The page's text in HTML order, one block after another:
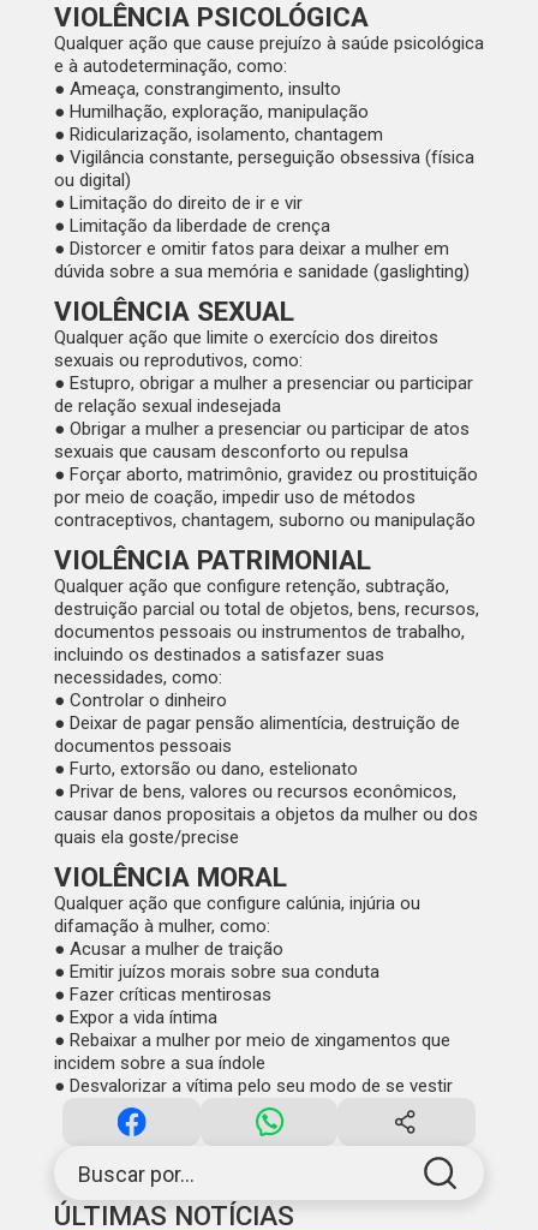
Buscar por...
ÚLTIMAS NOTÍCIAS
VIOLÊNCIA PSICOLÓGICA​​
Qualquer ação que cause prejuízo à saúde psicológica
e à autodeterminação, como:
● Ameaça, constrangimento, insulto
● Humilhação, exploração, manipulação
● Ridicularização, isolamento, chantagem
● Vigilância constante, perseguição obsessiva (física
ou digital)
● Limitação do direito de ir e vir
● Limitação da liberdade de crença
● Distorcer e omitir fatos para deixar a mulher em
dúvida sobre a sua memória e sanidade (gaslighting)
VIOLÊNCIA SEXUAL​​
Qualquer ação que limite o exercício dos direitos
sexuais ou reprodutivos, como:
● Estupro, obrigar a mulher a presenciar ou participar
de relação sexual indesejada
● Obrigar a mulher a presenciar ou participar de atos
sexuais que causam desconforto ou repulsa
● Forçar aborto, matrimônio, gravidez ou prostituição
por meio de coação, impedir uso de métodos
contraceptivos, chantagem, suborno ou manipulação
VIOLÊNCIA PATRIMONIAL​​
Qualquer ação que configure retenção, subtração,
destruição parcial ou total de objetos, bens, recursos,
documentos pessoais ou instrumentos de trabalho,
incluindo os destinados a satisfazer suas
necessidades, como:
● Controlar o dinheiro
● Deixar de pagar pensão alimentícia, destruição de
documentos pessoais
● Furto, extorsão ou dano, estelionato
● Privar de bens, valores ou recursos econômicos,
causar danos propositais a objetos da mulher ou dos
quais ela goste/precise
VIOLÊNCIA MORAL
Qualquer ação que configure calúnia, injúria ou
difamação à mulher, como:
● Acusar a mulher de traição
● Emitir juízos morais sobre sua conduta
● Fazer críticas mentirosas
● Expor a vida íntima
● Rebaixar a mulher por meio de xingamentos que
incidem sobre a sua índole
● Desvalorizar a vítima pelo seu modo de se vestir